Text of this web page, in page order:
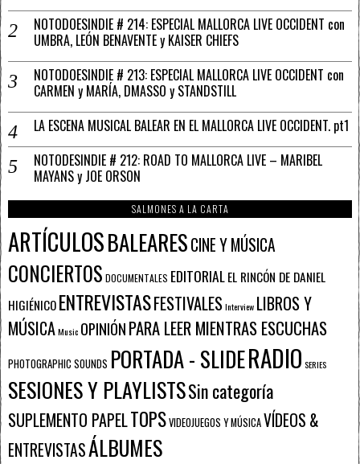
NOTODOESINDIE # 214: ESPECIAL MALLORCA LIVE OCCIDENT con
UMBRA, LEÓN BENAVENTE y KAISER CHIEFS
NOTODOESINDIE # 213: ESPECIAL MALLORCA LIVE OCCIDENT con
CARMEN y MARÍA, DMASSO y STANDSTILL
LA ESCENA MUSICAL BALEAR EN EL MALLORCA LIVE OCCIDENT. pt1
NOTODESINDIE # 212: ROAD TO MALLORCA LIVE – MARIBEL
MAYANS y JOE ORSON
SALMONES A LA CARTA
ARTÍCULOSBALEARESCINE Y MÚSICA
CONCIERTOS DOCUMENTALES EDITORIALEL RINCÓN DE DANIEL
HIGIÉNICOENTREVISTASFESTIVALESInterview LIBROS Y
MÚSICAMusic OPINIÓNPARA LEER MIENTRAS ESCUCHAS
PHOTOGRAPHIC SOUNDS PORTADA - SLIDERADIO SERIES
SESIONES Y PLAYLISTSSin categoría
SUPLEMENTO PAPELTOPSVIDEOJUEGOS Y MÚSICAVÍDEOS &
ENTREVISTASÁLBUMES